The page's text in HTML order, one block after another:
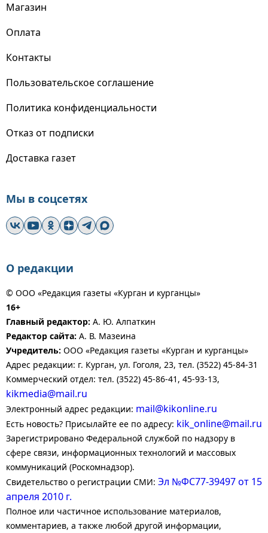
Магазин
Оплата
Контакты
Пользовательское соглашение
Политика конфиденциальности
Отказ от подписки
Доставка газет
Мы в соцсетях
О редакции
© ООО «Редакция газеты «Курган и курганцы»
16+
Главный редактор: А. Ю. Алпаткин
Редактор сайта: А. В. Мазеина
Учредитель: ООО «Редакция газеты «Курган и курганцы»
Адрес редакции: г. Курган, ул. Гоголя, 23, тел. (3522) 45-84-31
Коммерческий отдел: тел. (3522) 45-86-41, 45-93-13,
kikmedia@mail.ru
Электронный адрес редакции: mail@kikonline.ru
Есть новость? Присылайте ее по адресу: kik_online@mail.ru
Зарегистрировано Федеральной службой по надзору в
сфере связи, информационных технологий и массовых
коммуникаций (Роскомнадзор).
Свидетельство о регистрации СМИ: Эл №ФС77-39497 от 15
апреля 2010 г.
Полное или частичное использование материалов,
комментариев, а также любой другой информации,